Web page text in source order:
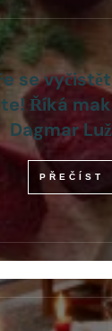
se
Říká
Dagmar
PŘEČÍST